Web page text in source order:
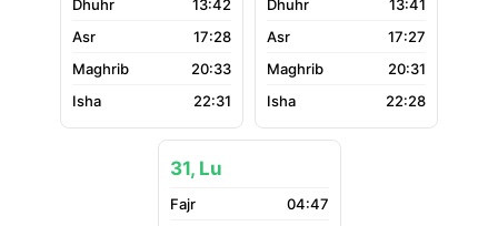
13:42
17:28
20:33
22:31
13:41
17:27
20:31
22:28
31, Lu
04:47